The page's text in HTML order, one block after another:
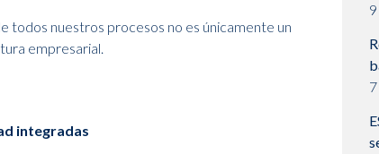
todos nuestros procesos no es únicamente un
empresarial.
integradas